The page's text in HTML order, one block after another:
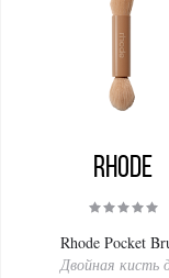
Rhode
Rhode Pocket
Двойная кисть